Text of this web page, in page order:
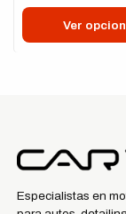
Ver
Especialistas en